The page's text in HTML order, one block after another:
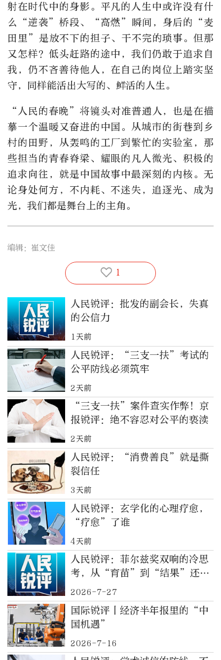
射在时代中的身影。平凡的人生中或许没有什
么“逆袭”桥段、“高燃”瞬间，身后的“麦
田里”是放不下的担子、干不完的琐事。但那
又怎样？低头赶路的途中，我们仍敢于追求自
我，仍不吝善待他人，在自己的岗位上踏实坚
守，同样能活出大写的、鲜活的人生。
“人民的春晚”将镜头对准普通人，也是在描
摹一个温暖又奋进的中国。从城市的街巷到乡
村的田野，从轰鸣的工厂到繁忙的实验室，那
些担当的青春脊梁、耀眼的凡人微光、积极的
追求向往，就是中国故事中最深刻的内核。无
论身处何方，不内耗、不迷失，追逐光、成为
光，我们都是舞台上的主角。
编辑：崔文佳
1
人民锐评：批发的副会长，失真
的公信力
1天前
人民锐评：“三支一扶”考试的
公平防线必须筑牢
2天前
“三支一扶”案件查实作弊！京
报锐评：绝不容忍对公平的亵渎
2天前
人民锐评：“消费善良”就是撕
裂信任
3天前
人民锐评：玄学化的心理疗愈，
“疗愈”了谁
4天前
人民锐评：菲尔兹奖双响的冷思
考，从“育苗”到“结果”还有
多远
2026-7-27
国际锐评丨经济半年报里的“中
国机遇”
2026-7-16